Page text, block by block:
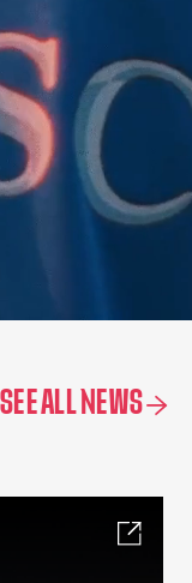
SEE ALL NEWS